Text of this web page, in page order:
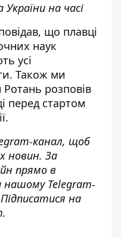
на часі
що плавці
наук
усі
Також ми
Ротань розповів
перед стартом
канал, щоб
новин. За
прямо в
нашому Telegram-
на
.